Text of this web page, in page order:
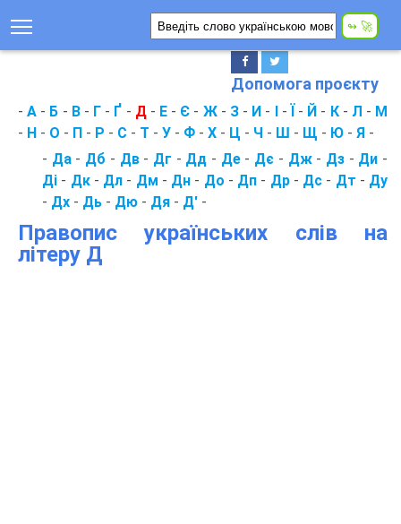
Допомога проєкту
-А - Б - В- Г - Ґ - Д- Е - Є - Ж- З- И - І- Ї- Й - К- Л - М
- Н - О - П - Р - С - Т - У - Ф - Х - Ц - Ч - Ш - Щ - Ю - Я -
- Да- Дб - Дв- Дг - Дд - Де- Дє - Дж- Дз- Ди -
Ді - Дк- Дл - Дм - Дн - До - Дп - Др- Дс - Дт - Ду
- Дх - Дь - Дю - Дя - Д' -
Правопис українських слів на
літеру Д